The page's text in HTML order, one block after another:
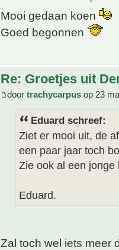
Mooi gedaan koen
Goed begonnen
Re: Groetjes uit
door trachycarpus op 23
Eduard schreef:
Ziet er mooi uit, de
een paar jaar toch
Zie ook al een
Eduard.
Zal toch wel iets meer